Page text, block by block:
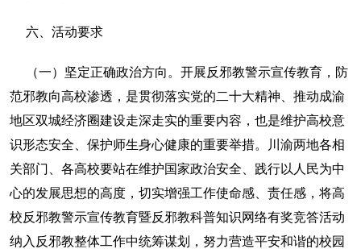
六、活动要求
（一）坚定正确政治方向。开展反邪教警示宣传教育，防
范邪教向高校渗透，是贯彻落实党的二十大精神、推动成渝
地区双城经济圈建设走深走实的重要内容，也是维护高校意
识形态安全、保护师生身心健康的重要举措。川渝两地各相
关部门、各高校要站在维护国家政治安全、践行以人民为中
心的发展思想的高度，切实增强工作使命感、责任感，将高
校反邪教警示宣传教育暨反邪教科普知识网络有奖竞答活动
纳入反邪教整体工作中统筹谋划，努力营造平安和谐的校园